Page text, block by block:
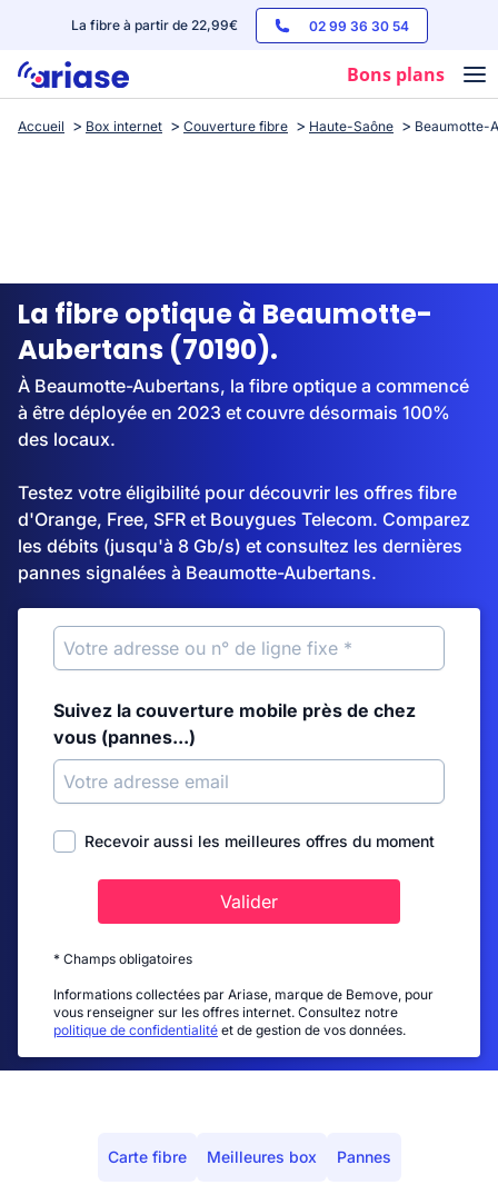
La fibre à partir de 22,99€ 02 99 36 30 54
Bons plans
Box internet
Streaming
Accueil Box internet Couverture fibre Haute-Saône Beaumotte-
La fibre optique à Beaumotte-
Aubertans (70190).
À Beaumotte-Aubertans, la fibre optique a commencé
à être déployée en 2023 et couvre désormais 100%
des locaux.
Testez votre éligibilité pour découvrir les offres fibre
d'Orange, Free, SFR et Bouygues Telecom. Comparez
les débits (jusqu'à 8 Gb/s) et consultez les dernières
pannes signalées à Beaumotte-Aubertans.
Suivez la couverture mobile près de chez
vous (pannes...)
Recevoir aussi les meilleures offres du moment
Valider
* Champs obligatoires
Informations collectées par Ariase, marque de Bemove, pour
vous renseigner sur les offres internet. Consultez notre
politique de confidentialité et de gestion de vos données.
Carte fibre Meilleures box Pannes